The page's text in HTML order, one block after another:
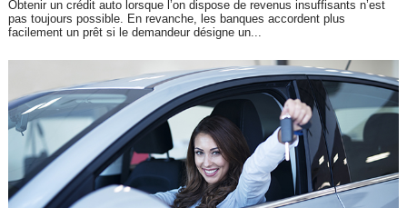
Obtenir un crédit auto lorsque l’on dispose de revenus insuffisants n’est
pas toujours possible. En revanche, les banques accordent plus
facilement un prêt si le demandeur désigne un...